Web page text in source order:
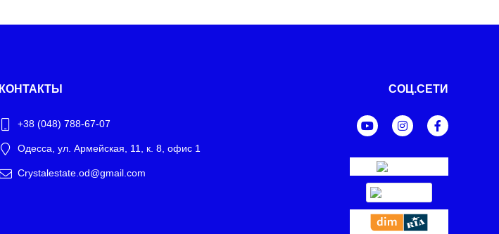
КОНТАКТЫ
+38 (048) 788-67-07
Одесса, ул. Армейская, 11, к. 8, офис 1
Crystalestate.od@gmail.com
СОЦ.СЕТИ